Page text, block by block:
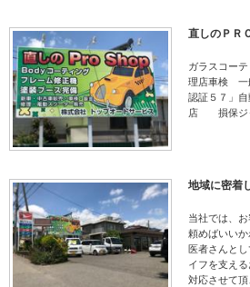
直しのＰＲ
ガラスコー
理店車検 一
認証５７」
店 損保ジャ
地域に密着
当社では、
頼めばいい
医者さんと
イフを支え
対応させて頂